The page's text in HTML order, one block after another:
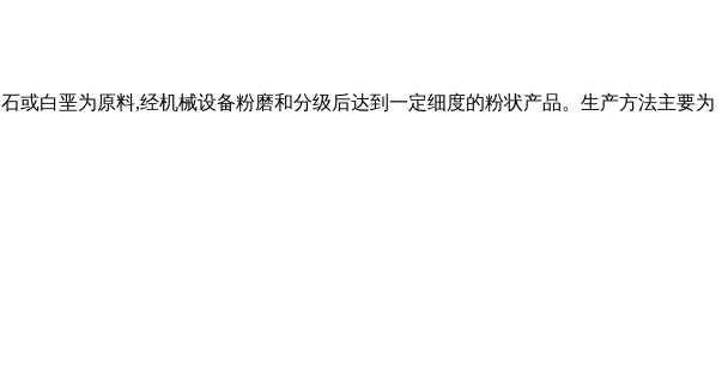
或白垩为原料,经机械设备粉磨和分级后达到一定细度的粉状产品。生产方法主要为